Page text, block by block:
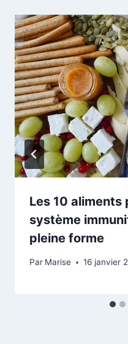
Les 10
système
pleine forme
Par Marise 16 janvier